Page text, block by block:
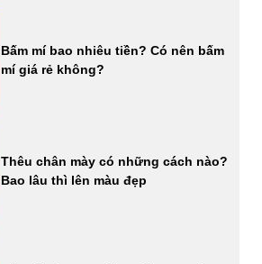
Bấm mí bao nhiêu tiền? Có nên bấm
mí giá rẻ không?
Thêu chân mày có những cách nào?
Bao lâu thì lên màu đẹp